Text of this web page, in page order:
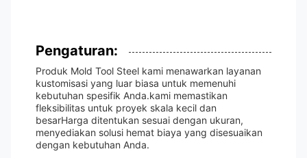
Pengaturan:
Produk Mold Tool Steel kami menawarkan layanan
kustomisasi yang luar biasa untuk memenuhi
kebutuhan spesifik Anda.kami memastikan
fleksibilitas untuk proyek skala kecil dan
besarHarga ditentukan sesuai dengan ukuran,
menyediakan solusi hemat biaya yang disesuaikan
dengan kebutuhan Anda.